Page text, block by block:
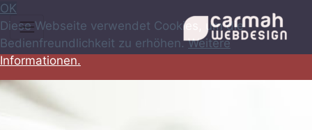
OK
Diese Webseite verwendet Cookies, um die
Bedienfreundlichkeit zu erhöhen.Weitere
Informationen.